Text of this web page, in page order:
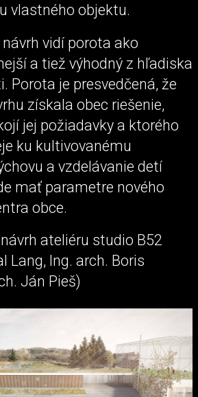
vlastného objektu.
vidí porota ako
a tiež výhodný z hľadiska
Porota je presvedčená, že
získala obec riešenie,
jej požiadavky a ktorého
ku kultivovanému
a vzdelávanie detí
mať parametre nového
obce.
ateliéru studio B52
Lang, Ing. arch. Boris
Ján Pieš)